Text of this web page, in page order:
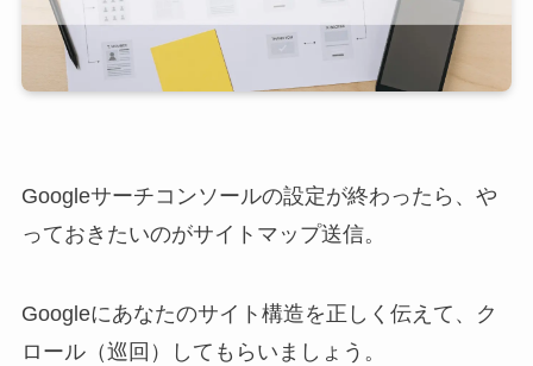
Googleサーチコンソールの設定が終わったら、や
っておきたいのがサイトマップ送信。
Googleにあなたのサイト構造を正しく伝えて、ク
ロール（巡回）してもらいましょう。